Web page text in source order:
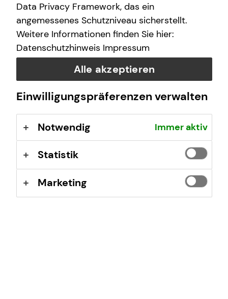
Wir arbeiten an über 400 Standorten, sind untereinander
eng vernetzt und von Nord nach Süd und von West nach
Ost mit vielen Teams vertreten.
tecis im Überblick
40 Jahre Erfahrung am Markt
Deutschlandweit an über 400 Standorten vertreten
Unsere Beratungsphilosophie: Wir beraten unsere
Kundinnen und Kunden so, wie wir auch selbst
beraten werden möchten – ehrlich,
chancenorientiert, leidenschaftlich und kompetent.
tecis Finanzberatung
Data Privacy Framework, das ein
angemessenes Schutzniveau sicherstellt.
Weitere Informationen finden Sie hier:
Datenschutzhinweis Impressum
Alle akzeptieren
Einwilligungspräferenzen verwalten
Notwendig Immer aktiv
Statistik
Marketing